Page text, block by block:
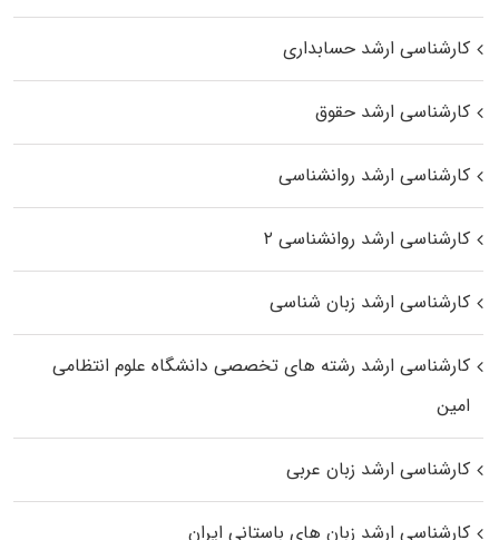
کارشناسی ارشد حسابداری
کارشناسی ارشد حقوق
کارشناسی ارشد روانشناسی
کارشناسی ارشد روانشناسی ۲
کارشناسی ارشد زبان شناسی
کارشناسی ارشد رﺷﺘﻪ ﻫﺎی تخصصی داﻧﺸﮕﺎه ﻋﻠﻮم انتظامی
اﻣﻴﻦ
کارشناسی ارشد زبان عربی
کارشناسی ارشد زبان‌ های باستانی ایران